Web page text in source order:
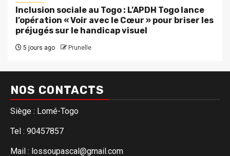
Inclusion sociale au Togo : L’APDH Togo lance
l’opération « Voir avec le Cœur » pour briser les
préjugés sur le handicap visuel
5 jours ago Prunelle
NOS CONTACTS
Siège : Lomé-Togo
Tel : 90457857
Mail : lossoupascal@gmail.com